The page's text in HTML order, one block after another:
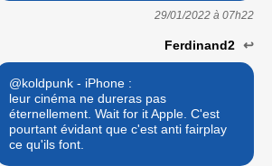
29/01/2022 à 07h22
Ferdinand2 ↩
@koldpunk - iPhone :
leur cinéma ne dureras pas
éternellement. Wait for it Apple. C'est
pourtant évidant que c'est anti fairplay
ce qu'ils font.